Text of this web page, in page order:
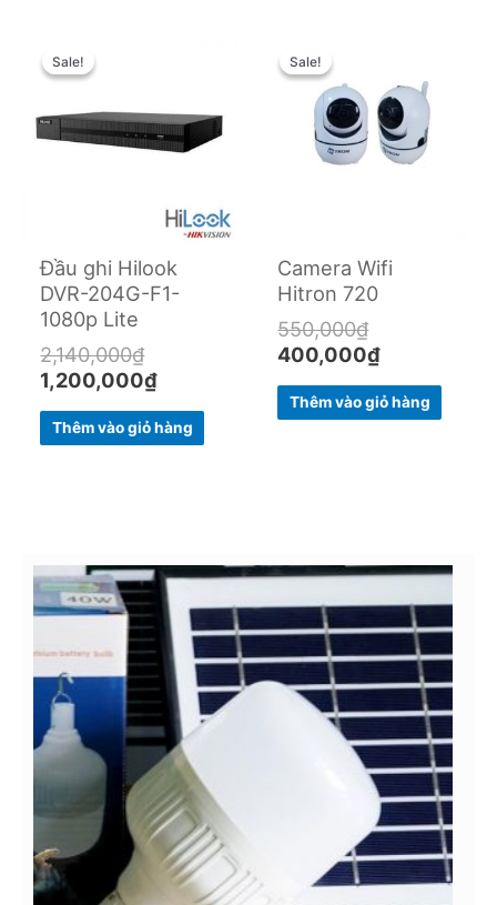
Sale!
Sale!
Đầu ghi Hilook
DVR-204G-F1-
1080p Lite
2,140,000₫
2,140,000₫.
1,200,000₫
1,200,000₫.
Thêm vào giỏ hàng
Sale!
Sale!
Camera Wifi
Hitron 720
550,000₫
was:
550,000₫.
400,000₫
is:
400,000₫.
Thêm vào giỏ hàng